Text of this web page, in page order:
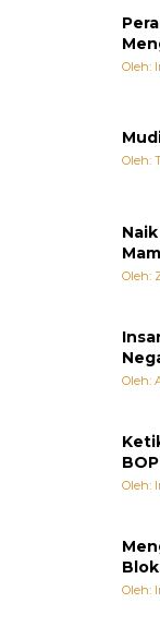
Oleh:
Oleh:
Oleh:
Oleh:
BOP
Oleh:
Oleh: